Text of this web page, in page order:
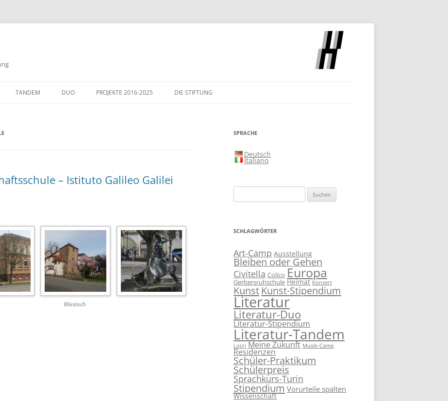
TANDEM DUO PROJEKTE 2016-2025 DIE STIFTUNG
ITALIENHAUS – WIESLOCH
– Istituto Galileo Galilei
Wiesloch
SPRACHE
Deutsch
Italiano
nach:
SCHLAGWÖRTER
Art-Camp Ausstellung
Bleiben oder Gehen
Civitella Colico Europa
Gerbersruhschule Heimat Konzert
Kunst Kunst-Stipendium
Literatur
Literatur-Duo
Literatur-Stipendium
Literatur-Tandem
Locri Meine Zukunft Musik-Camp
Residenzen
Schüler-Praktikum
Schülerpreis
Sprachkurs-Turin
Stipendium Vorurteile spalten
Wissenschaft